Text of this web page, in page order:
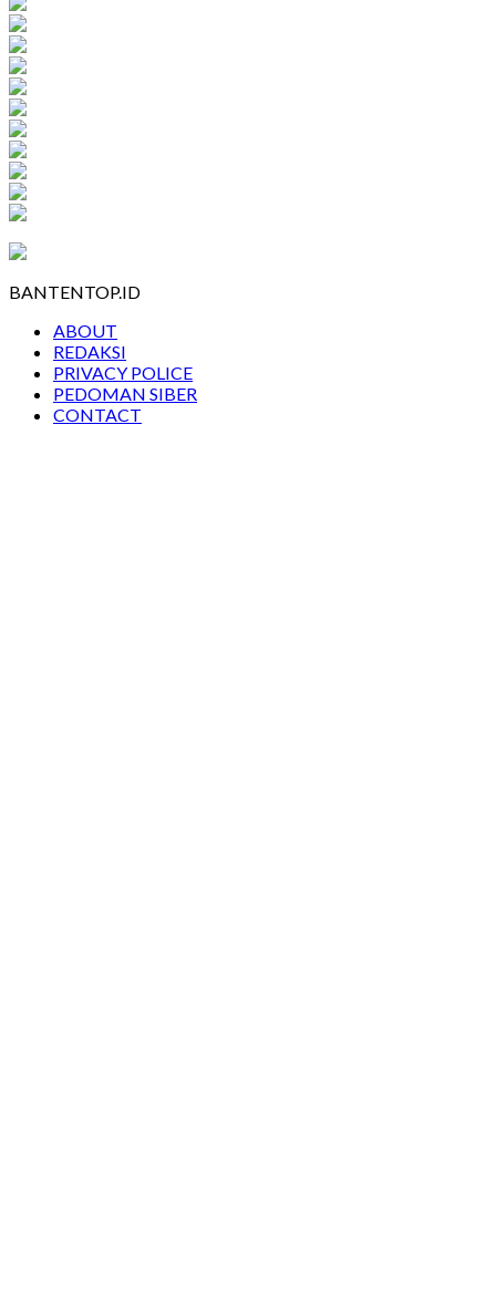
BANTENTOP.ID
ABOUT
REDAKSI
PRIVACY POLICE
PEDOMAN SIBER
CONTACT